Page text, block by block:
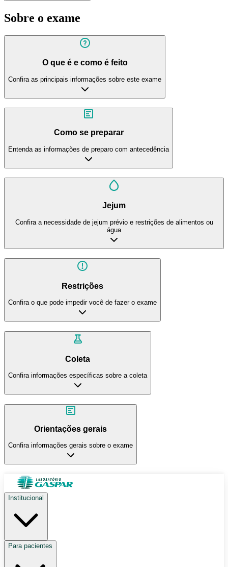
Sobre o exame
O que é e como é feito
Confira as principais informações sobre este exame
Como se preparar
Entenda as informações de preparo com antecedência
Jejum
Confira a necessidade de jejum prévio e restrições de alimentos ou
água
Restrições
Confira o que pode impedir você de fazer o exame
Coleta
Confira informações específicas sobre a coleta
Orientações gerais
Confira informações gerais sobre o exame
Institucional
Para pacientes